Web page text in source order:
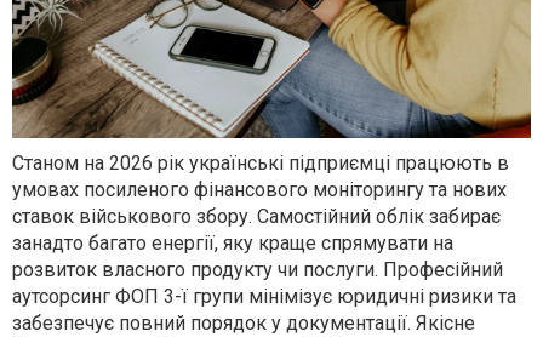
Станом на 2026 рік українські підприємці працюють в
умовах посиленого фінансового моніторингу та нових
ставок військового збору. Самостійний облік забирає
занадто багато енергії, яку краще спрямувати на
розвиток власного продукту чи послуги. Професійний
аутсорсинг ФОП 3-ї групи мінімізує юридичні ризики та
забезпечує повний порядок у документації. Якісне